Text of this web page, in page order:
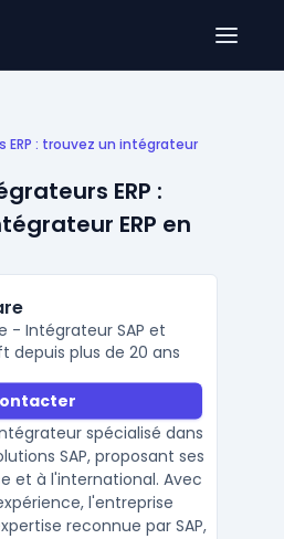
: trouvez un intégrateur
ERP :
ERP en
- Intégrateur SAP et
depuis plus de 20 ans
spécialisé dans
SAP, proposant ses
et à l'international. Avec
l'entreprise
reconnue par SAP,